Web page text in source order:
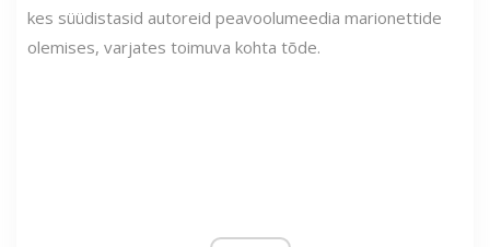
kes süüdistasid autoreid peavoolumeedia marionettide
olemises, varjates toimuva kohta tõde.